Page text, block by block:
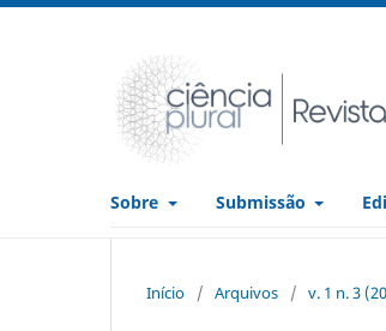
Sobre Submissão
Início / Arquivos / v. 1 n. 3